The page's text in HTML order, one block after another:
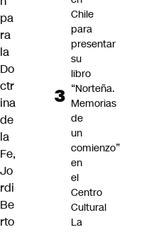
pa
ra
la
Do
ctr
ina
de
la
Fe,
Jo
rdi
Be
rto
Chile
para
presentar
su
libro
“Norteña.
Memorias
de
un
comienzo”
en
el
Centro
Cultural
La